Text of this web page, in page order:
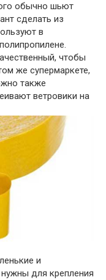
обычно шьют
сделать из
в
чтобы
же супермаркете,
также
ветровики на
и
для крепления